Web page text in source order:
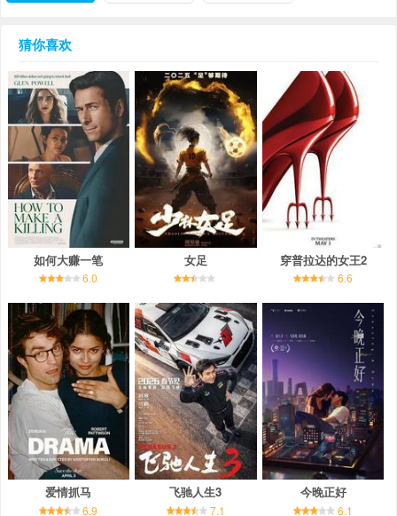
猜你喜欢
如何大赚一笔
6.0
女足 穿普拉达的女王2
6.6
爱情抓马
6.9
飞驰人生3
7.1
今晚正好
6.1